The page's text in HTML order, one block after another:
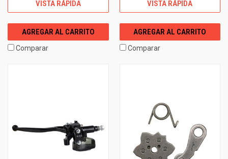
VISTA RÁPIDA
AGREGAR AL CARRITO
Comparar
VISTA RÁPIDA
AGREGAR AL CARRITO
Comparar